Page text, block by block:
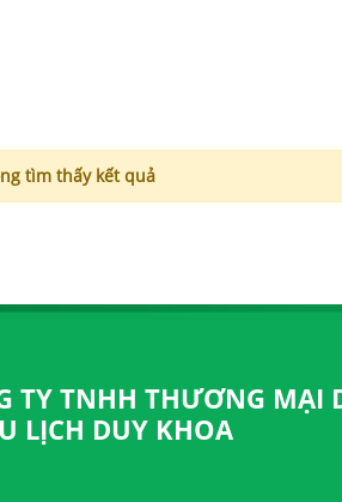
tìm thấy kết quả
TY TNHH THƯƠNG MẠI
LỊCH DUY KHOA